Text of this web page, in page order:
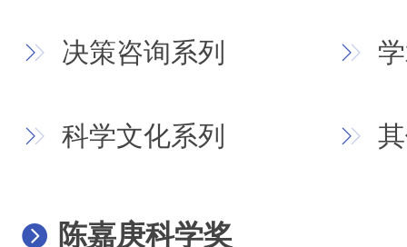
决策咨询系列
科学文化系列
陈嘉庚科学奖